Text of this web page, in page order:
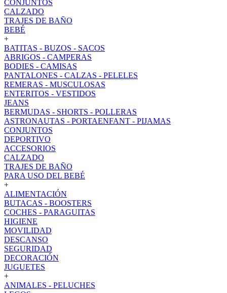
CONJUNTOS
CALZADO
TRAJES DE BAÑO
BEBÉ
+
BATITAS - BUZOS - SACOS
ABRIGOS - CAMPERAS
BODIES - CAMISAS
PANTALONES - CALZAS - PELELES
REMERAS - MUSCULOSAS
ENTERITOS - VESTIDOS
JEANS
BERMUDAS - SHORTS - POLLERAS
ASTRONAUTAS - PORTAENFANT - PIJAMAS
CONJUNTOS
DEPORTIVO
ACCESORIOS
CALZADO
TRAJES DE BAÑO
PARA USO DEL BEBÉ
+
ALIMENTACIÓN
BUTACAS - BOOSTERS
COCHES - PARAGUITAS
HIGIENE
MOVILIDAD
DESCANSO
SEGURIDAD
DECORACIÓN
JUGUETES
+
ANIMALES - PELUCHES